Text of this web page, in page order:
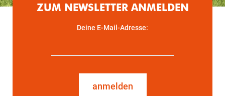
ZUM NEWSLETTER ANMELDEN
Deine E-Mail-Adresse:
anmelden